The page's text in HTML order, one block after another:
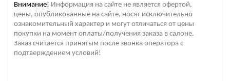
Внимание! Информация на сайте не является офертой,
цены, опубликованные на сайте, носят исключительно
ознакомительный характер и могут отличаться от цены
покупки на момент оплаты/получения заказа в салоне.
Заказ считается принятым после звонка оператора с
подтверждением условий!